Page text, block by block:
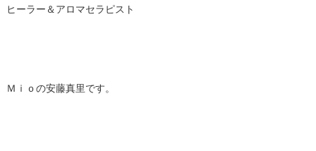
ヒーラー＆アロマセラピスト
Ｍｉｏの安藤真里です。